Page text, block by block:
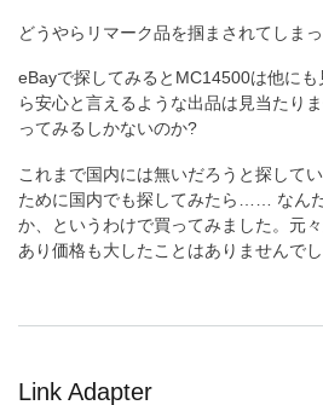
どうやらリマーク品を掴まされてしまっ
eBayで探してみるとMC14500は他に
ら安心と言えるような出品は見当たり
ってみるしかないのか?
これまで国内には無いだろうと探して
ために国内でも探してみたら…… なん
か、というわけで買ってみました。元
あり価格も大したことはありませんでし
Link Adapter